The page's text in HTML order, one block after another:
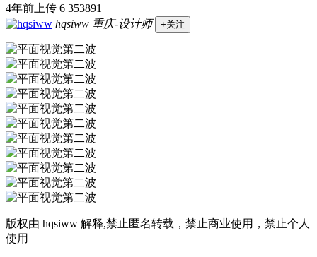
4年前上传 6 353891
hqsiww 重庆-设计师 +关注
版权由 hqsiww 解释,禁止匿名转载，禁止商业使用，禁止个人
使用